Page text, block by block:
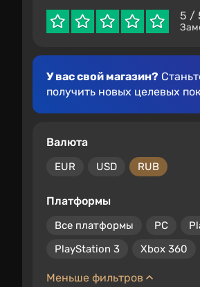
5 /
У вас свой магазин?
получить новых целевых
Валюта
EUR USD RUB
Платформы
Все платформы PC
PlayStation 3
Xbox 360
Меньше фильтров